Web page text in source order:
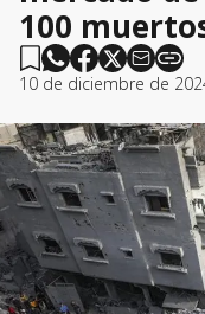
100
10 de diciembre de